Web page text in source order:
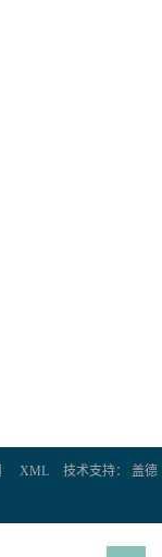
XML 技术支持：
盖德